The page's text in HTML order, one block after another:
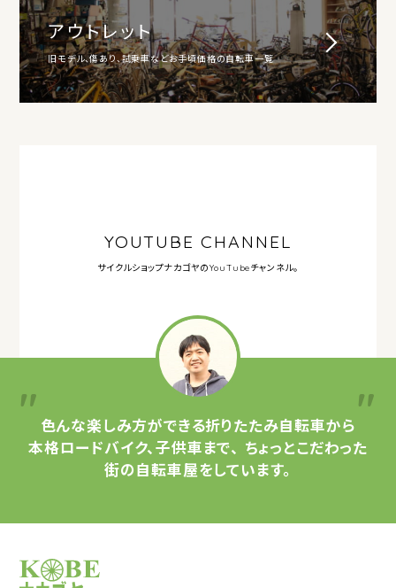
アウトレット
旧モデル、傷あり、試乗車などお手頃価格の自転車一覧
YOUTUBE CHANNEL
サイクルショップナカゴヤのYouTubeチャンネル。
色んな楽しみ方ができる折りたたみ自転車から
本格ロードバイク、子供車まで、 ちょっとこだわった
街の自転車屋をしています。
サイクルショップナカゴヤ